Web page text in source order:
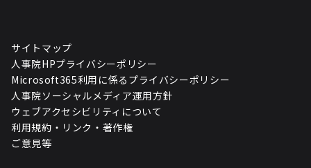
サイトマップ
人事院HPプライバシーポリシー
Microsoft365利用に係るプライバシーポリシー
人事院ソーシャルメディア運用方針
ウェブアクセシビリティについて
利用規約・リンク・著作権
ご意見等